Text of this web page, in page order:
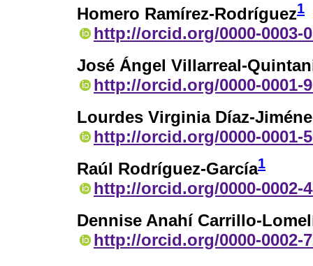
Homero Ramírez-Rodríguez1
http://orcid.org/0000-0003-
José Ángel Villarreal-
http://orcid.org/0000-0001-
Lourdes Virginia Díaz-
http://orcid.org/0000-0001-
Raúl Rodríguez-García1
http://orcid.org/0000-0002-
Dennise Anahí Carrillo-
http://orcid.org/0000-0002-